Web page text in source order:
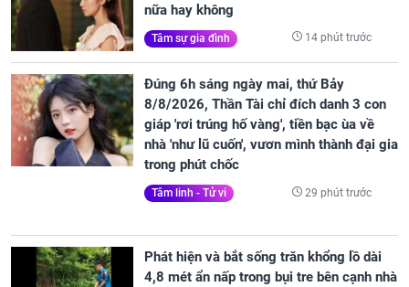
nữa hay không
Tâm sự gia đình 14 phút trước
Đúng 6h sáng ngày mai, thứ Bảy
8/8/2026, Thần Tài chỉ đích danh 3 con
giáp 'rơi trúng hố vàng', tiền bạc ùa về
nhà 'như lũ cuốn', vươn mình thành đại gia
trong phút chốc
Tâm linh - Tử vi 29 phút trước
Phát hiện và bắt sống trăn khổng lồ dài
4,8 mét ẩn nấp trong bụi tre bên cạnh nhà